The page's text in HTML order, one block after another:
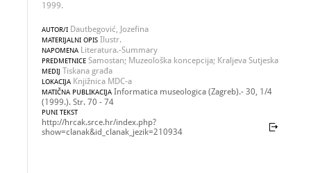
1999.
AUTOR/I Dautbegović, Jozefina
MATERIJALNI OPIS Ilustr.
NAPOMENA Literatura.-Summary
PREDMETNICE Samostan; Muzeološka koncepcija; Kraljeva Sutjeska
MEDIJ Tiskana građa
LOKACIJA Knjižnica MDC-a
MATIČNA PUBLIKACIJA Informatica museologica (Zagreb).- 30, 1/4
(1999.). Str. 70 - 74
PUNI TEKST
http://hrcak.srce.hr/index.php?
show=clanak&id_clanak_jezik=210934